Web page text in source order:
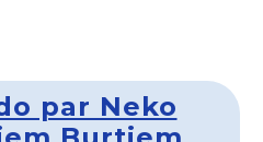
par Neko